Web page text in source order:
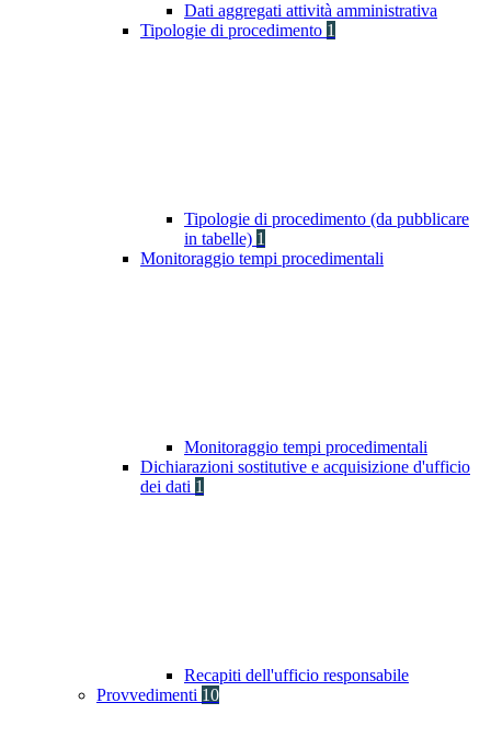
Dati aggregati attività amministrativa
Tipologie di procedimento 1
Tipologie di procedimento (da pubblicare
in tabelle) 1
Monitoraggio tempi procedimentali
Monitoraggio tempi procedimentali
Dichiarazioni sostitutive e acquisizione d'ufficio
dei dati 1
Recapiti dell'ufficio responsabile
Provvedimenti 10